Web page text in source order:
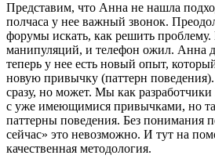
Представим, что Анна не нашла
полчаса у нее важный звонок.
форумы искать, как решить
манипуляций, и телефон ожил. Анна
теперь у нее есть новый опыт,
новую привычку (паттерн
сразу, но может. Мы как
с уже имеющимися привычками, но
паттерны поведения. Без понимания
сейчас» это невозможно. И тут на
качественная методология.